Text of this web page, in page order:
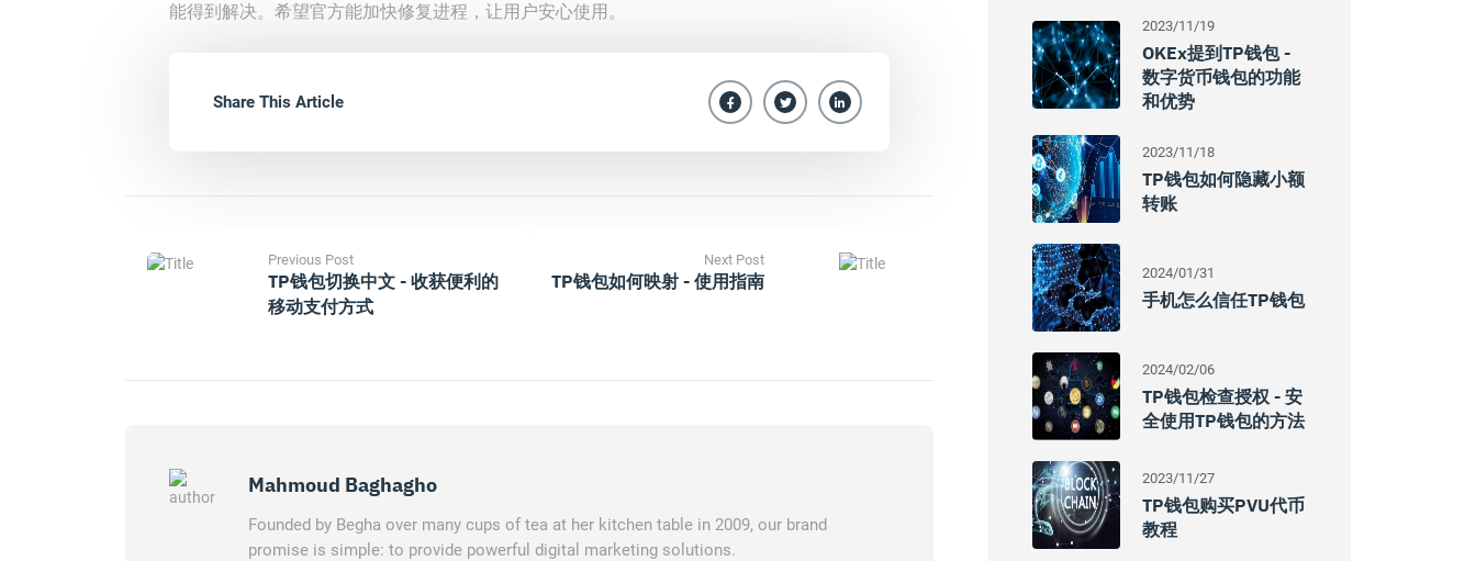
能得到解决。希望官方能加快修复进程，让用户安心使用。
Share This Article
Previous Post
TP钱包切换中文 - 收获便利的
移动支付方式
Next Post
TP钱包如何映射 - 使用指南
Mahmoud Baghagho
Founded by Begha over many cups of tea at her kitchen table in 2009, our brand
promise is simple: to provide powerful digital marketing solutions.
2023/11/19
OKEx提到TP钱包 -
数字货币钱包的功能
和优势
2023/11/18
TP钱包如何隐藏小额
转账
2024/01/31
手机怎么信任TP钱包
2024/02/06
TP钱包检查授权 - 安
全使用TP钱包的方法
2023/11/27
TP钱包购买PVU代币
教程